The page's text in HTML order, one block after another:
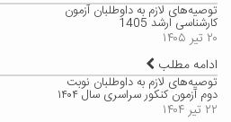
توصیه‌های لازم به داوطلبان آزمون
کارشناسی ارشد 1405
۲۰ تیر ۱۴۰۵
ادامه مطلب
توصیه‌های لازم به داوطلبان نوبت
دوم آزمون کنکور سراسری سال ۱۴۰۴
۲۲ تیر ۱۴۰۴